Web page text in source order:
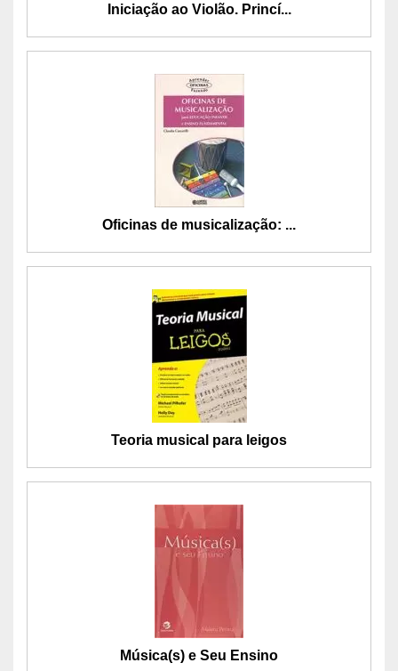
Iniciação ao Violão. Princí...
Oficinas de musicalização: ...
Teoria musical para leigos
Música(s) e Seu Ensino